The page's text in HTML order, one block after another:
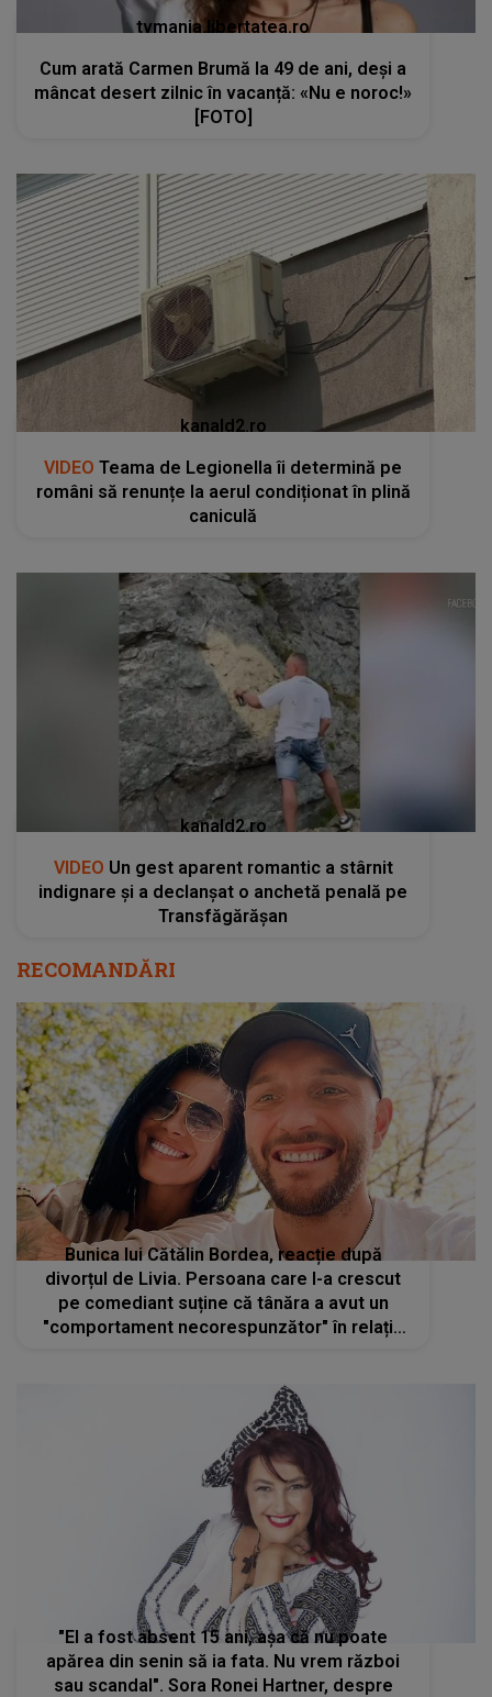
tvmania.libertatea.ro
Cum arată Carmen Brumă la 49 de ani, deși a
mâncat desert zilnic în vacanță: «Nu e noroc!»
[FOTO]
kanald2.ro
VIDEO Teama de Legionella îi determină pe
români să renunțe la aerul condiționat în plină
caniculă
kanald2.ro
VIDEO Un gest aparent romantic a stârnit
indignare și a declanșat o anchetă penală pe
Transfăgărășan
RECOMANDĂRI
Bunica lui Cătălin Bordea, reacție după
divorțul de Livia. Persoana care l-a crescut
pe comediant suține că tânăra a avut un
"comportament necorespunzător" în relația
"El a fost absent 15 ani, așa că nu poate
apărea din senin să ia fata. Nu vrem război
sau scandal". Sora Ronei Hartner, despre